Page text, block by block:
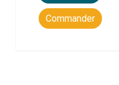
Commander